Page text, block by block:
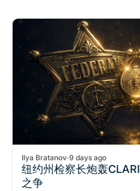
Ilya Bratanov·9 days ago
纽约州检察长炮轰
之争